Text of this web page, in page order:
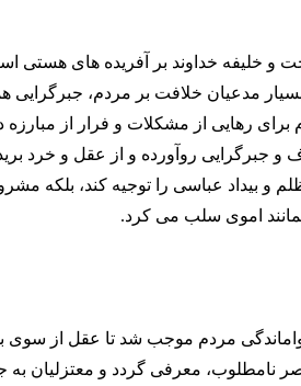
و خلیفه خداوند بر آفریده های هستی
مدعیان خلافت بر مردم، جبرگرایی
برای رهایی از مشکلات و فرار از
جبرگرایی روآورده و از عقل و خرد
و بیداد عباسی را توجیه کند، بلکه
اموی سلب می کرد.
مردم موجب شد تا عقل از سوی
نامطلوب، معرفی گردد و معتزلیان به